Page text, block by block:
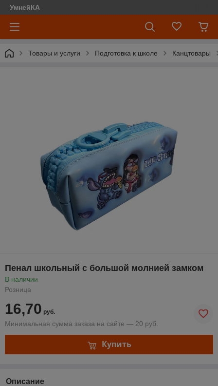
УмнейКА
Товары и услуги Подготовка к школе Канцтовары
Пенал школьный с большой молнией замком
В наличии
Розница
16,70 руб.
Минимальная сумма заказа на сайте — 20 руб.
Купить
Описание